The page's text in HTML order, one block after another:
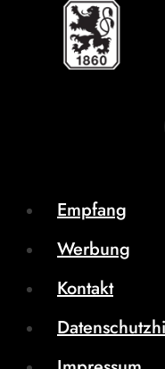
Empfang
Werbung
Kontakt